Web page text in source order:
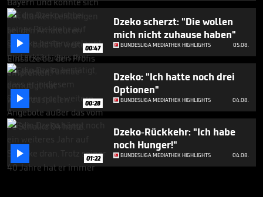
 00:47
Dzeko scherzt: "Die wollen
mich nicht zuhause haben"
BUNDESLIGA MEDIATHEK HIGHLIGHTS 05.08.
 00:28
Dzeko: "Ich hatte noch drei
Optionen"
BUNDESLIGA MEDIATHEK HIGHLIGHTS 04.08.
 01:22
Dzeko-Rückkehr: "Ich habe
noch Hunger!"
BUNDESLIGA MEDIATHEK HIGHLIGHTS 04.08.